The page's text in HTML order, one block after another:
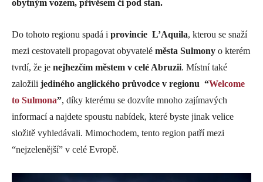
obytným vozem, přívěsem či pod stan.
Do tohoto regionu spadá i provincie L’Aquila, kterou se snaží
mezi cestovateli propagovat obyvatelé města Sulmony o kterém
tvrdí, že je nejhezčím městem v celé Abruzii. Místní také
založili jediného anglického průvodce v regionu “Welcome
to Sulmona”, díky kterému se dozvíte mnoho zajímavých
informací a najdete spoustu nabídek, které byste jinak velice
složitě vyhledávali. Mimochodem, tento region patří mezi
“nejzelenější” v celé Evropě.